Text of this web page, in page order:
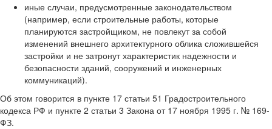
иные случаи, предусмотренные законодательством
(например, если строительные работы, которые
планируются застройщиком, не повлекут за собой
изменений внешнего архитектурного облика сложившейся
застройки и не затронут характеристик надежности и
безопасности зданий, сооружений и инженерных
коммуникаций).
Об этом говорится в пункте 17 статьи 51 Градостроительного
кодекса РФ и пункте 2 статьи 3 Закона от 17 ноября 1995 г. № 169-
ФЗ.